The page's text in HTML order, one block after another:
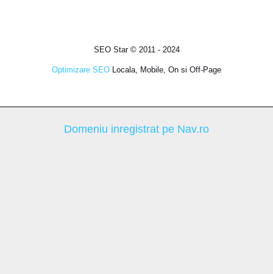
SEO Star © 2011 - 2024
Optimizare SEO Locala, Mobile, On si Off-Page
Domeniu inregistrat pe Nav.ro